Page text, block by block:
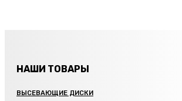
НАШИ ТОВАРЫ
ВЫСЕВАЮЩИЕ ДИСКИ